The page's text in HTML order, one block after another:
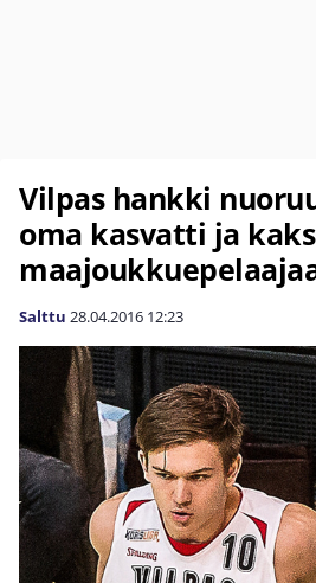
Vilpas hankki
oma kasvatti ja
Salttu 28.04.2016 12:23